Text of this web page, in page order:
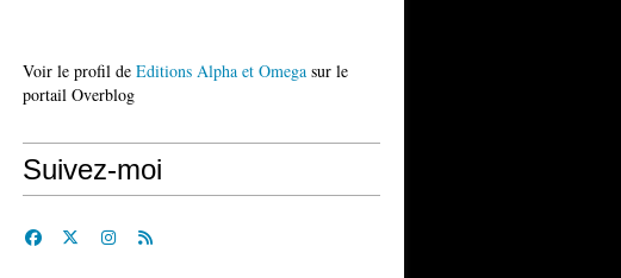
Voir le profil de Editions Alpha et Omega sur le
portail Overblog
Suivez-moi